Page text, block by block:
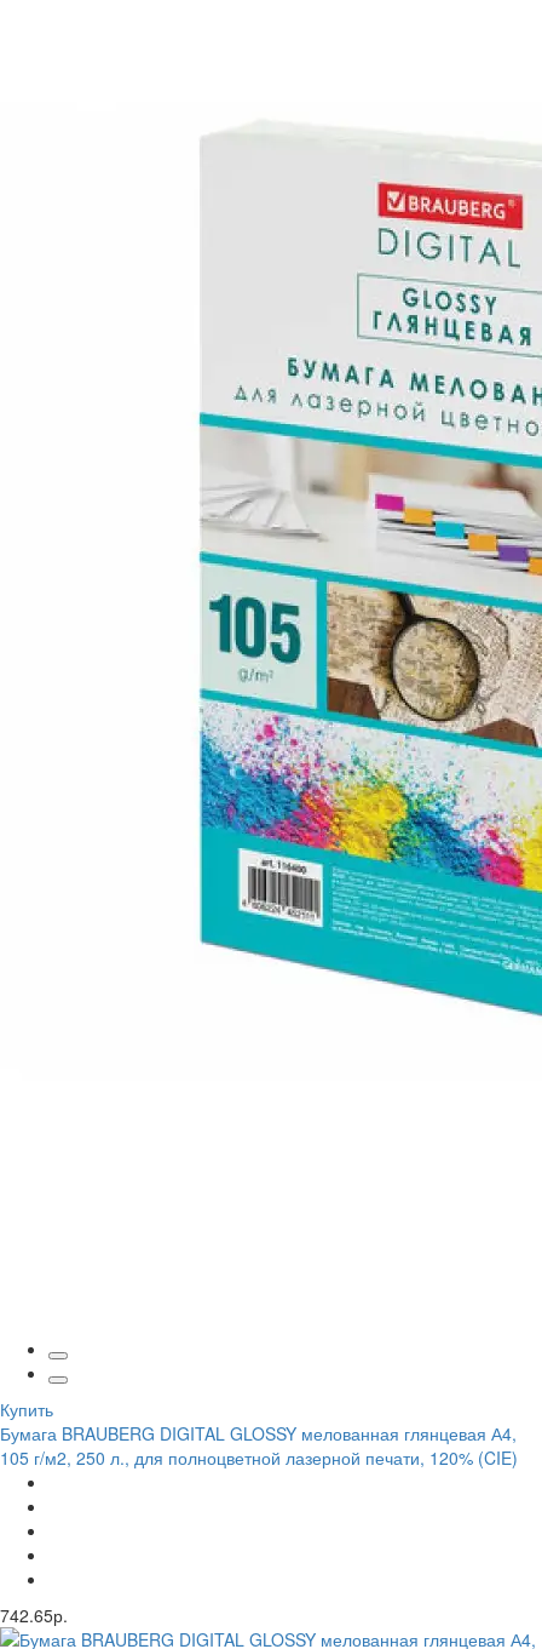
Купить
Бумага BRAUBERG DIGITAL GLOSSY мелованная глянцевая А4,
105 г/м2, 250 л., для полноцветной лазерной печати, 120% (CIE)
742.65р.